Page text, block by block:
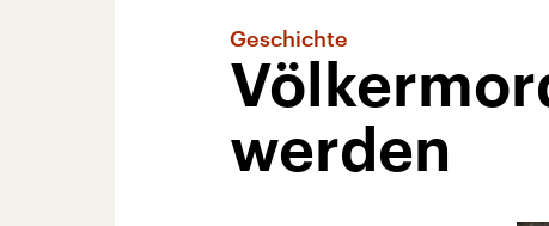
Geschichte
werden